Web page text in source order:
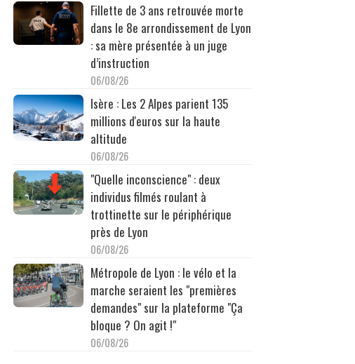
Fillette de 3 ans retrouvée morte
dans le 8e arrondissement de Lyon
: sa mère présentée à un juge
d’instruction
06/08/26
Isère : Les 2 Alpes parient 135
millions d'euros sur la haute
altitude
06/08/26
"Quelle inconscience" : deux
individus filmés roulant à
trottinette sur le périphérique
près de Lyon
06/08/26
Métropole de Lyon : le vélo et la
marche seraient les "premières
demandes" sur la plateforme "Ça
bloque ? On agit !"
06/08/26